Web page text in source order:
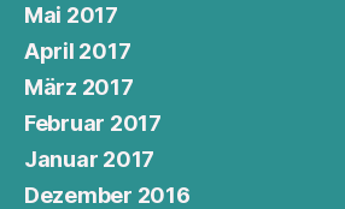
Mai 2017
April 2017
März 2017
Februar 2017
Januar 2017
Dezember 2016